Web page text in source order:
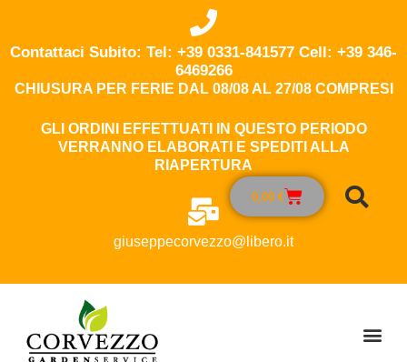
Contattaci Subito: Tel: +39 0331-841577 Cell: +39 346-
6469266
CHIUSURA PER FERIE DAL 08/08 AL 27/08 COMPRESI
GLI ORDINI EFFETTUATI IN QUESTO PERIODO
VERRANNO ELABORATI E SPEDITI ALLA
RIAPERTURA
giuseppecorvezzo@libero.it
0,00 €